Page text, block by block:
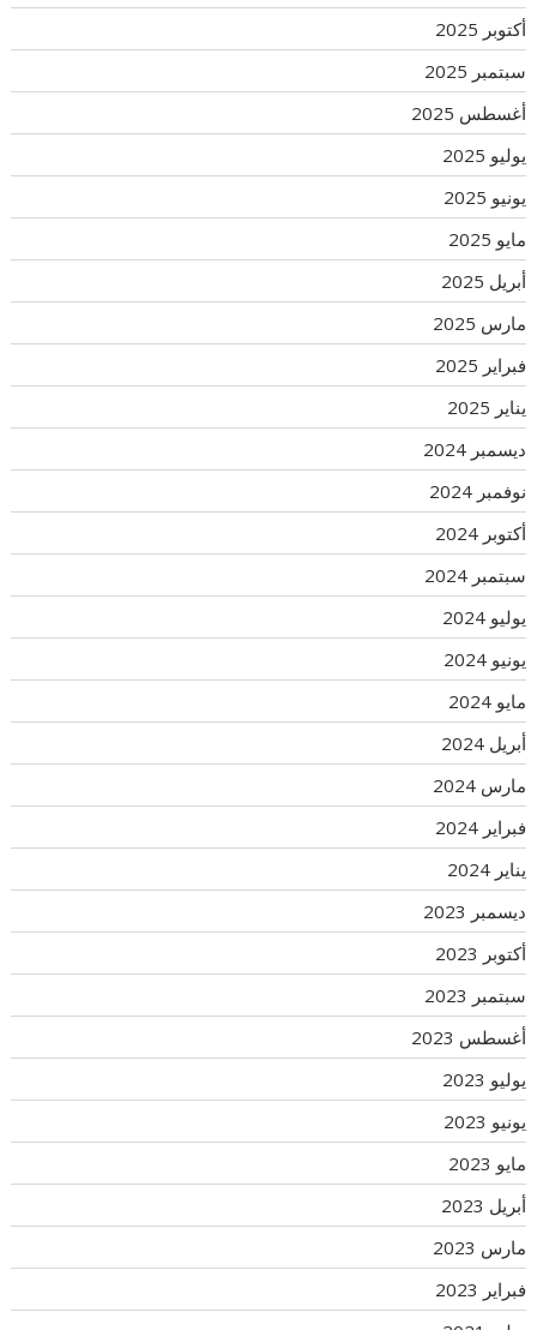
أكتوبر 2025
سبتمبر 2025
أغسطس 2025
يوليو 2025
يونيو 2025
مايو 2025
أبريل 2025
مارس 2025
فبراير 2025
يناير 2025
ديسمبر 2024
نوفمبر 2024
أكتوبر 2024
سبتمبر 2024
يوليو 2024
يونيو 2024
مايو 2024
أبريل 2024
مارس 2024
فبراير 2024
يناير 2024
ديسمبر 2023
أكتوبر 2023
سبتمبر 2023
أغسطس 2023
يوليو 2023
يونيو 2023
مايو 2023
أبريل 2023
مارس 2023
فبراير 2023